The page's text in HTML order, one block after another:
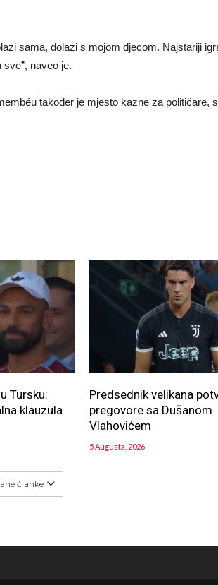
sama, dolazi s mojom djecom. Najstariji
naveo je.
također je mjesto kazne za političare,
Tursku:
klauzula
Predsednik velikana
pregovore sa Dušanom
Vlahovićem
5 Augusta, 2026
članke